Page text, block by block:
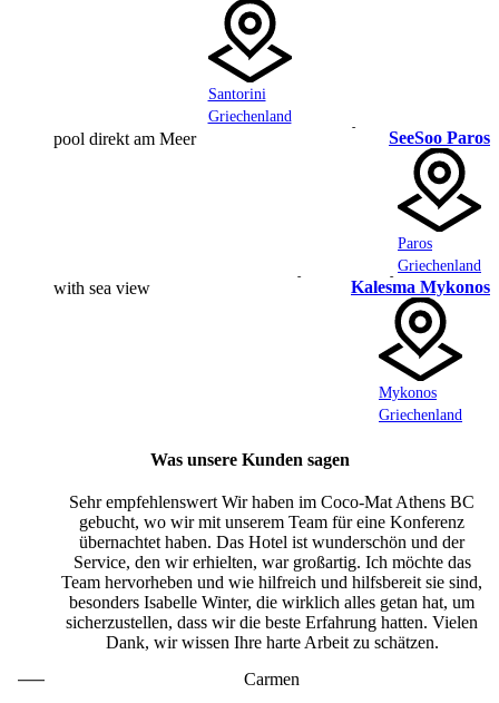
hoch oben am Caldera-Rand von Santorini, über dem traditionellen Akrotiri
gelegen. 27 kykladische Zimmer, einige mit privatem Plunge Pool, blicken
über den aktiven Vulkan und die Ägäis – weit weg vom Trubel der Insel.
Santorini
Griechenland
SeeSoo Paros
Paros
Griechenland
Kalesma Mykonos
Mykonos
Griechenland
Was unsere Kunden sagen
Sehr empfehlenswert Wir haben im Coco-Mat Athens BC
gebucht, wo wir mit unserem Team für eine Konferenz
übernachtet haben. Das Hotel ist wunderschön und der
Service, den wir erhielten, war großartig. Ich möchte das
Team hervorheben und wie hilfreich und hilfsbereit sie sind,
besonders Isabelle Winter, die wirklich alles getan hat, um
sicherzustellen, dass wir die beste Erfahrung hatten. Vielen
Dank, wir wissen Ihre harte Arbeit zu schätzen.
Carmen